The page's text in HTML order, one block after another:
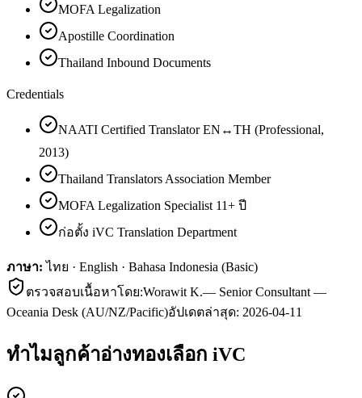
MOFA Legalization
Apostille Coordination
Thailand Inbound Documents
Credentials
NAATI Certified Translator EN↔TH (Professional,
2013)
Thailand Translators Association Member
MOFA Legalization Specialist 11+ ปี
ก่อตั้ง iVC Translation Department
ภาษา: ไทย · English · Bahasa Indonesia (Basic)
ตรวจสอบเนื้อหาโดย:Worawit K.— Senior Consultant —
Oceania Desk (AU/NZ/Pacific)อัปเดตล่าสุด: 2026-04-11
ทำไมลูกค้าอ่างทองเลือก iVC